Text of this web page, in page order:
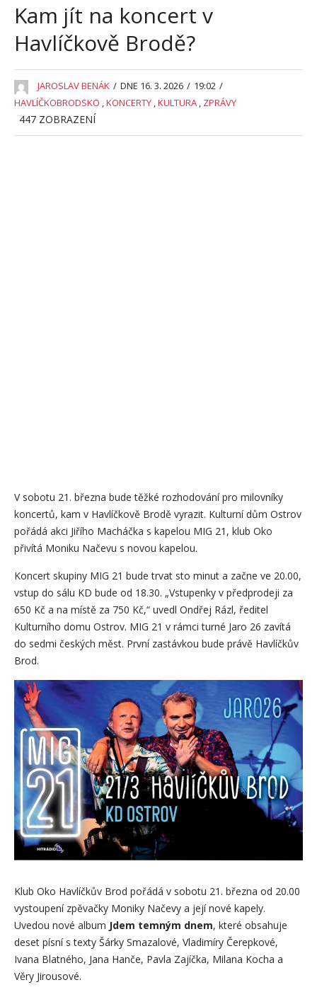
Kam jít na koncert v
Havlíčkově Brodě?
JAROSLAV BENÁK / DNE 16. 3. 2026 / 19:02 /
HAVLÍČKOBRODSKO ,KONCERTY ,KULTURA , ZPRÁVY
447 ZOBRAZENÍ
V sobotu 21. března bude těžké rozhodování pro milovníky
koncertů, kam v Havlíčkově Brodě vyrazit. Kulturní dům Ostrov
pořádá akci Jiřího Macháčka s kapelou MIG 21, klub Oko
přivítá Moniku Načevu s novou kapelou.
Koncert skupiny MIG 21 bude trvat sto minut a začne ve 20.00,
vstup do sálu KD bude od 18.30. „Vstupenky v předprodeji za
650 Kč a na místě za 750 Kč,“ uvedl Ondřej Rázl, ředitel
Kulturního domu Ostrov. MIG 21 v rámci turné Jaro 26 zavítá
do sedmi českých měst. První zastávkou bude právě Havlíčkův
Brod.
Klub Oko Havlíčkův Brod pořádá v sobotu 21. března od 20.00
vystoupení zpěvačky Moniky Načevy a její nové kapely.
Uvedou nové album Jdem temným dnem, které obsahuje
deset písní s texty Šárky Smazalové, Vladimíry Čerepkové,
Ivana Blatného, Jana Hanče, Pavla Zajíčka, Milana Kocha a
Věry Jirousové.